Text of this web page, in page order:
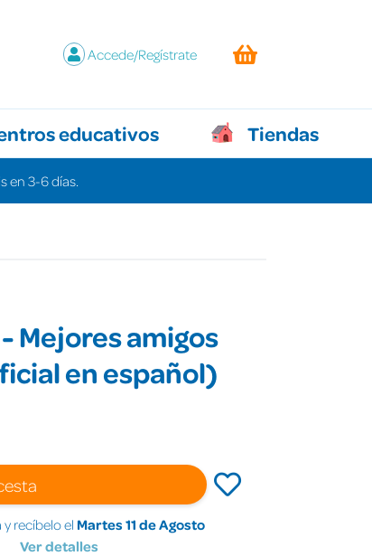
Accede/Regístrate
educativos Tiendas
en 3-6 días.
Mejores amigos
en español)
recíbelo el Martes 11 de Agosto
Ver detalles